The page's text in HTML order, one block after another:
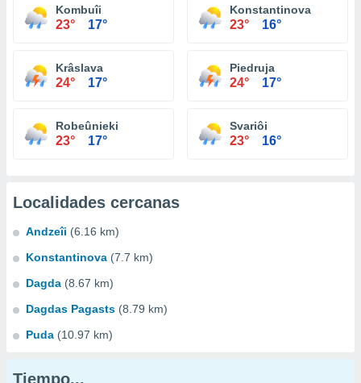
Kombuîi
23° 17°
Konstantinova
23° 16°
Krâslava
24° 17°
Piedruja
24° 17°
Robeûnieki
23° 17°
Svariôi
23° 16°
Localidades cercanas
Andzeîi (6.16 km)
Konstantinova (7.7 km)
Dagda (8.67 km)
Dagdas Pagasts (8.79 km)
Puda (10.97 km)
Tiempo...